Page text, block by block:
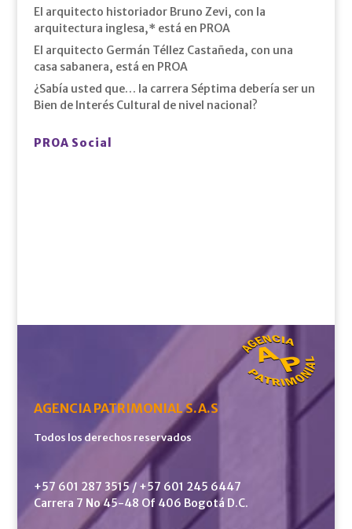
El arquitecto historiador Bruno Zevi, con la
arquitectura inglesa,* está en PROA
El arquitecto Germán Téllez Castañeda, con una
casa sabanera, está en PROA
¿Sabía usted que… la carrera Séptima debería ser un
Bien de Interés Cultural de nivel nacional?
PROA Social
AGENCIA PATRIMONIAL S.A.S
Todos los derechos reservados
+57 601 287 3515 / +57 601 245 6447
Carrera 7 No 45-48 Of 406 Bogotá D.C.